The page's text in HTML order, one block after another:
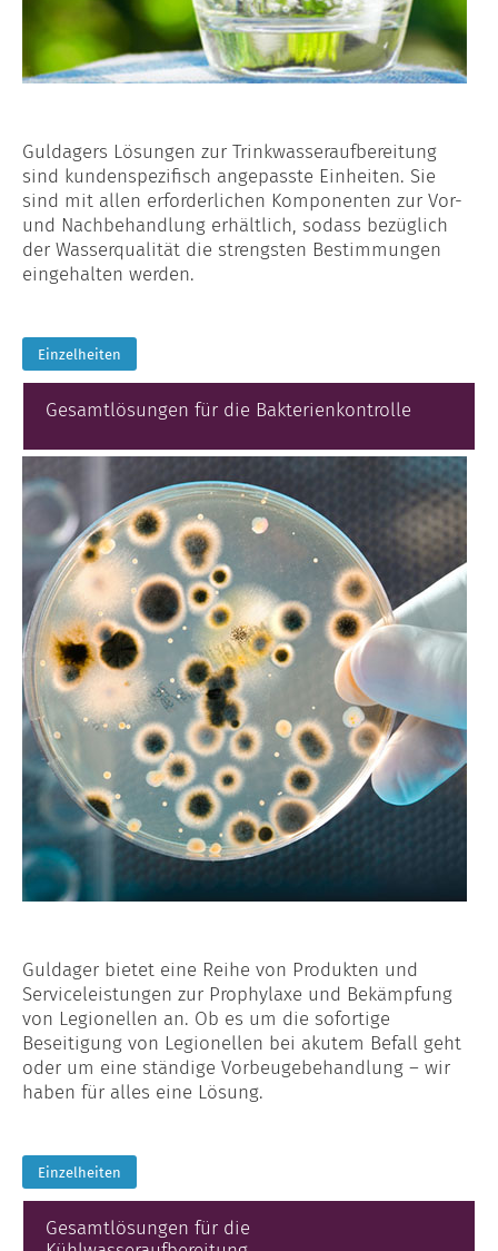
Guldagers Lösungen zur Trinkwasseraufbereitung
sind kundenspezifisch angepasste Einheiten. Sie
sind mit allen erforderlichen Komponenten zur Vor-
und Nachbehandlung erhältlich, sodass bezüglich
der Wasserqualität die strengsten Bestimmungen
eingehalten werden.
Einzelheiten
Gesamtlösungen für die Bakterienkontrolle
Guldager bietet eine Reihe von Produkten und
Serviceleistungen zur Prophylaxe und Bekämpfung
von Legionellen an. Ob es um die sofortige
Beseitigung von Legionellen bei akutem Befall geht
oder um eine ständige Vorbeugebehandlung – wir
haben für alles eine Lösung.
Einzelheiten
Gesamtlösungen für die